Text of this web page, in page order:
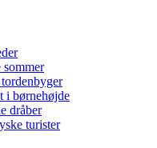
i børnehøjde
dråber
turister